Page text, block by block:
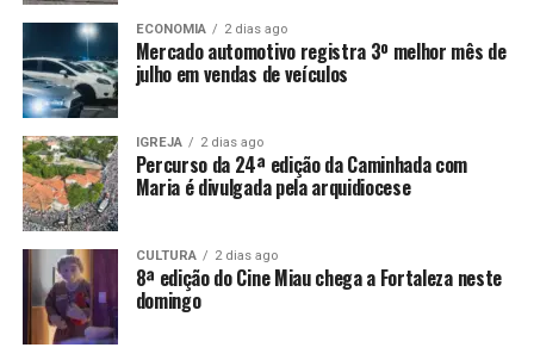
ECONOMIA 2 dias ago
Mercado automotivo registra 3º melhor mês de
julho em vendas de veículos
IGREJA 2 dias ago
Percurso da 24ª edição da Caminhada com
Maria é divulgada pela arquidiocese
CULTURA 2 dias ago
8ª edição do Cine Miau chega a Fortaleza neste
domingo